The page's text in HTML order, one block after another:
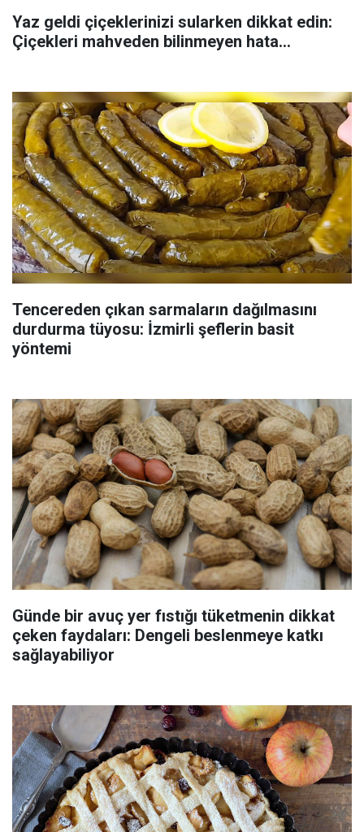
Yaz geldi çiçeklerinizi sularken dikkat edin:
Çiçekleri mahveden bilinmeyen hata...
Tencereden çıkan sarmaların dağılmasını
durdurma tüyosu: İzmirli şeflerin basit
yöntemi
Günde bir avuç yer fıstığı tüketmenin dikkat
çeken faydaları: Dengeli beslenmeye katkı
sağlayabiliyor